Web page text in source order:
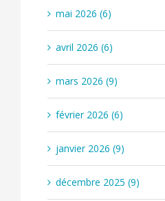
mai 2026 (6)
avril 2026 (6)
mars 2026 (9)
février 2026 (6)
janvier 2026 (9)
décembre 2025 (9)